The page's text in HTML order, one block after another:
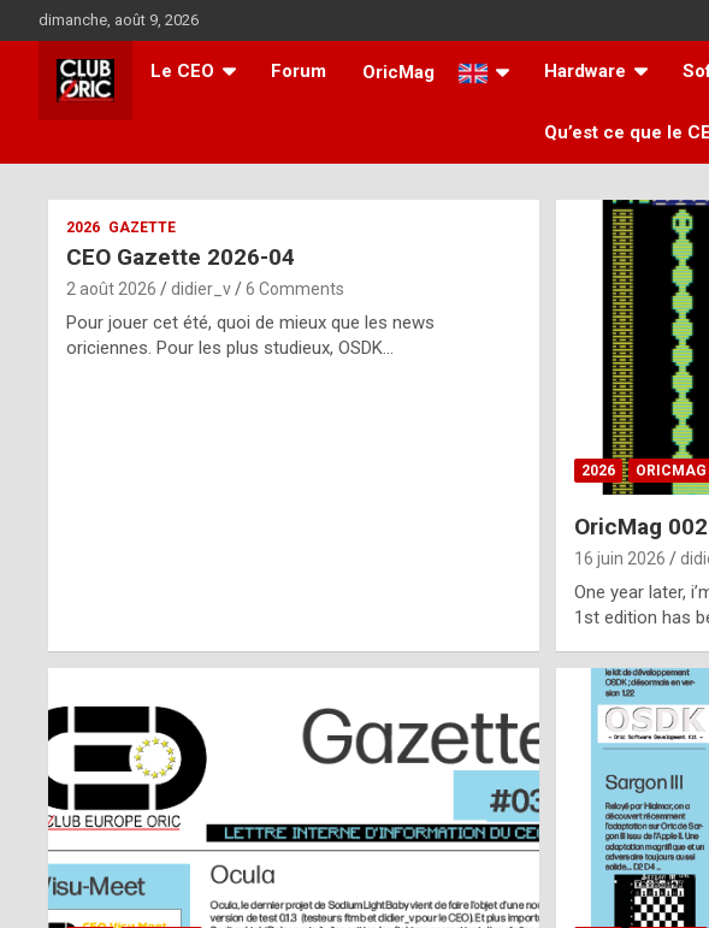
to
content
dimanche, août 9, 2026
Le CEO Forum OricMag Hardware
Qu’est ce que le
ff
2026 GAZETTE
CEO Gazette 2026-04
2 août 2026 didier_v 6 Comments
Pour jouer cet été, quoi de mieux que les news
oriciennes. Pour les plus studieux, OSDK…
2026 ORICMAG
OricMag 002
16 juin 2026
One year later,
1st edition has